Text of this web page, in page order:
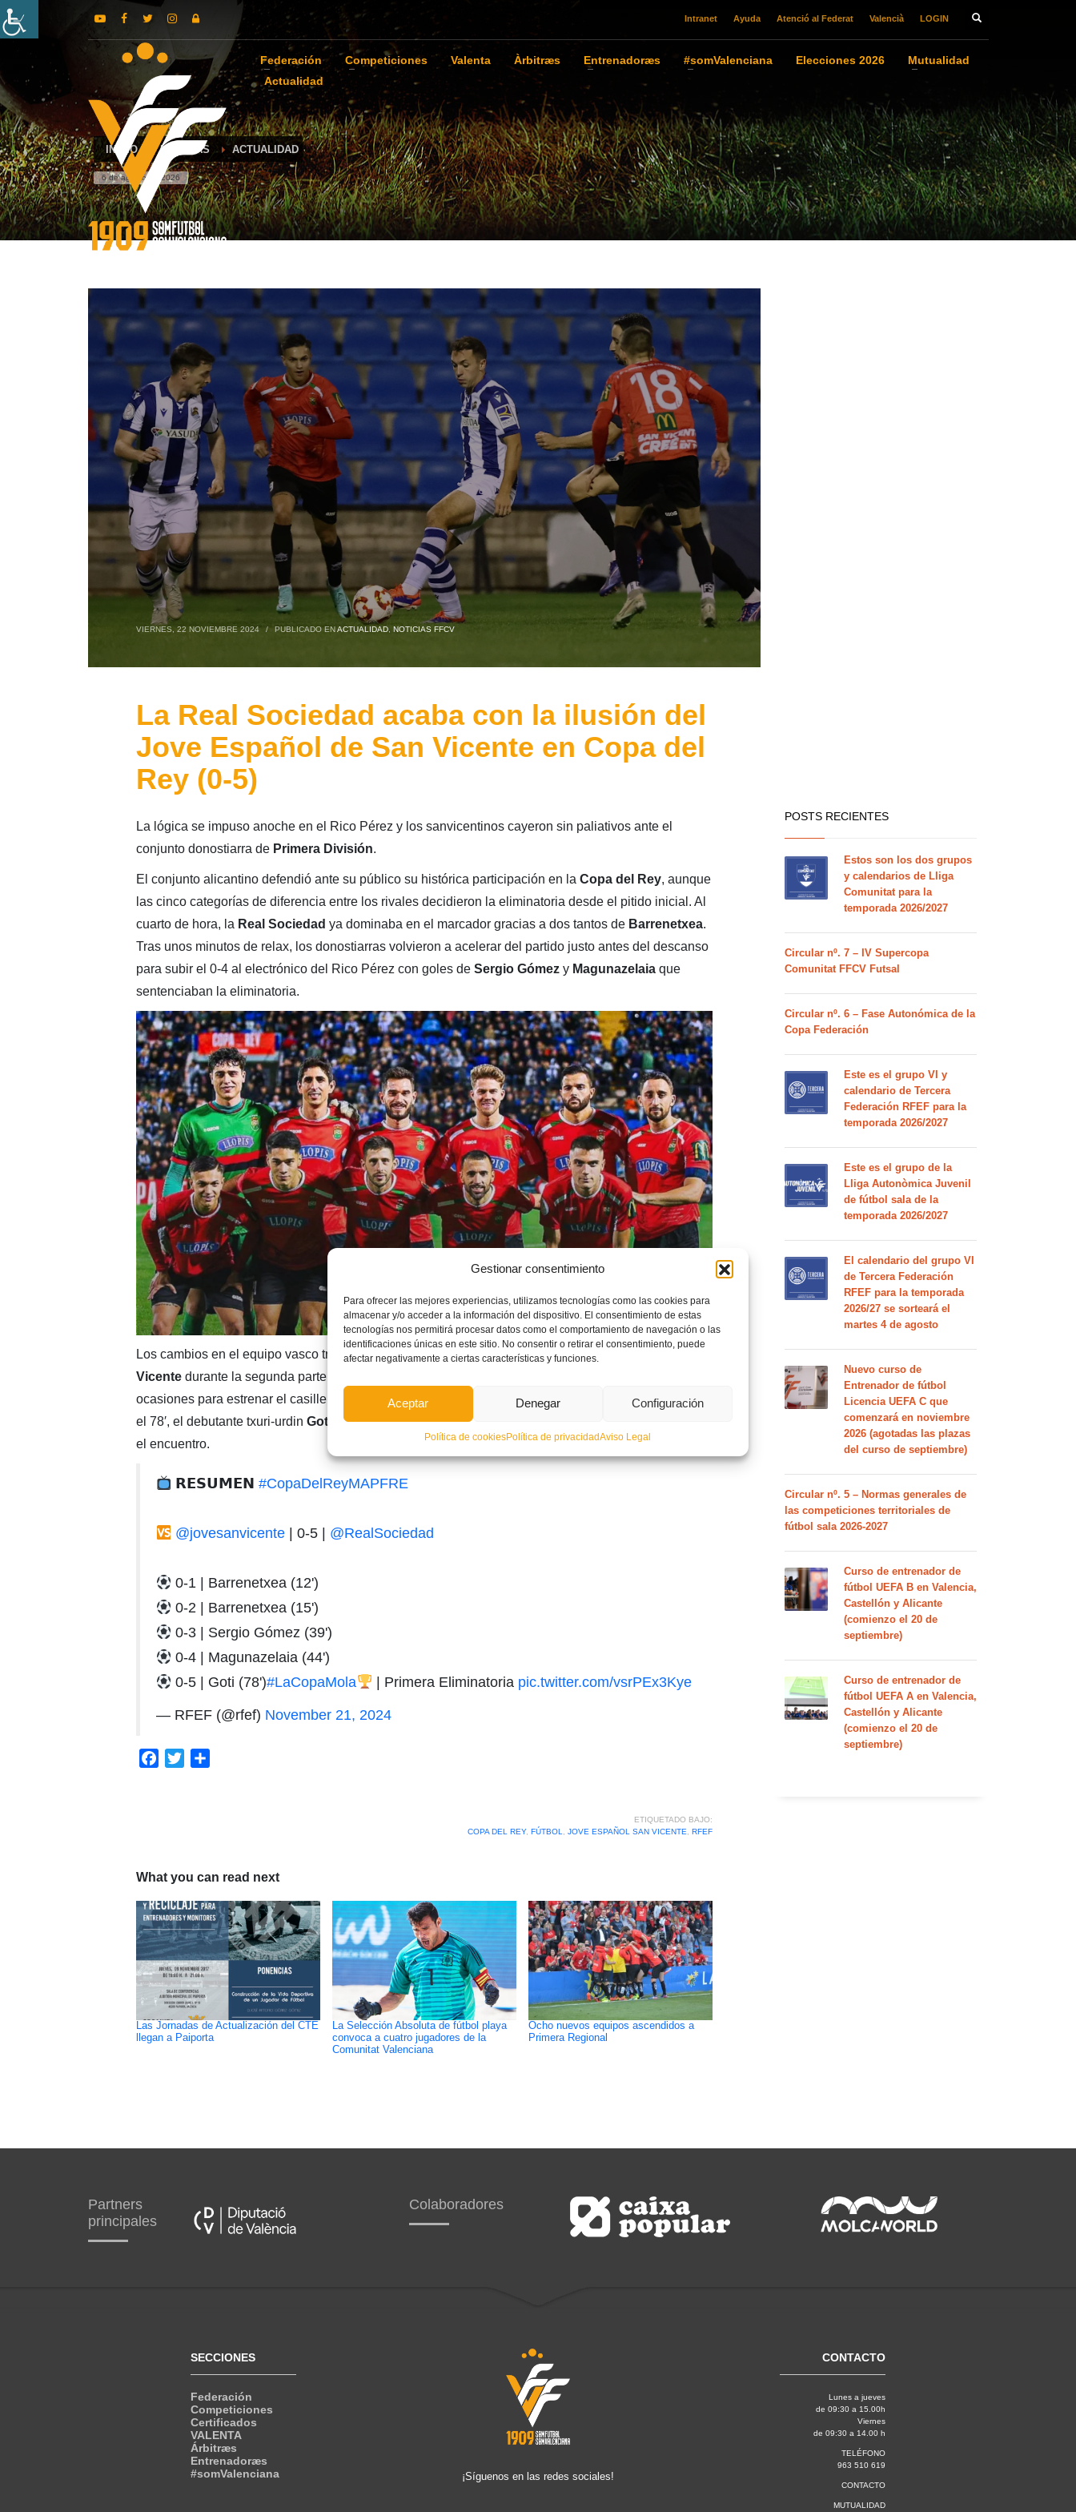
Gestionar consentimiento
Para ofrecer las mejores experiencias, utilizamos tecnologías como las cookies para
almacenar y/o acceder a la información del dispositivo. El consentimiento de estas
tecnologías nos permitirá procesar datos como el comportamiento de navegación o las
identificaciones únicas en este sitio. No consentir o retirar el consentimiento, puede
afectar negativamente a ciertas características y funciones.
Aceptar Denegar Configuración
Política de cookiesPolítica de privacidadAviso Legal
Intranet Ayuda Atenció al Federat Valencià LOGIN
Federación Competiciones Valenta Àrbitræs Entrenadoræs #somValenciana Elecciones 2026
Mutualidad
Actualidad
INICIO NOTICIAS ACTUALIDAD
6 de agosto de 2026
VIERNES, 22 NOVIEMBRE 2024 / PUBLICADO ENACTUALIDAD, NOTICIAS FFCV
La Real Sociedad acaba con la ilusión del
Jove Español de San Vicente en Copa del
Rey (0-5)
La lógica se impuso anoche en el Rico Pérez y los sanvicentinos cayeron sin paliativos ante el
conjunto donostiarra de Primera División.
El conjunto alicantino defendió ante su público su histórica participación en la Copa del Rey, aunque
las cinco categorías de diferencia entre los rivales decidieron la eliminatoria desde el pitido inicial. Al
cuarto de hora, la Real Sociedad ya dominaba en el marcador gracias a dos tantos de Barrenetxea.
Tras unos minutos de relax, los donostiarras volvieron a acelerar del partido justo antes del descanso
para subir el 0-4 al electrónico del Rico Pérez con goles de Sergio Gómezy Magunazelaia que
sentenciaban la eliminatoria.
Los cambios en el equipo vasco tras el paso por vestuarios dieron oxígeno alJove Español de San
Vicentedurante la segunda parte, igualándose la contienda. Los alicantinos llegaron a disponer de
ocasiones para estrenar el casillero gracias aJavi Salero Avelino, que lo intentaron sin suerte. En
el 78′, el debutante txuri-urdin Goti
se estrenó anotando para cerrar el definitivo 0-5 con que concluyó
el encuentro.
𝗥𝗘𝗦𝗨𝗠𝗘𝗡#CopaDelReyMAPFRE
@jovesanvicente | 0-5 | @RealSociedad
0-1 | Barrenetxea (12')
0-2 | Barrenetxea (15')
0-3 | Sergio Gómez (39')
0-4 | Magunazelaia (44')
0-5 | Goti (78')#LaCopaMola | Primera Eliminatoria pic.twitter.com/vsrPEx3Kye
— RFEF (@rfef) November 21, 2024
Facebook
Twitter
ETIQUETADO BAJO:
COPA DEL REY, FÚTBOL JOVE ESPAÑOL SAN VICENTE RFEF
What you can read next
Las Jornadas de Actualización del CTE
llegan a Paiporta
La Selección Absoluta de fútbol playa
convoca a cuatro jugadores de la
Comunitat Valenciana
Ocho nuevos equipos ascendidos a
Primera Regional
POSTS RECIENTES
Estos son los dos grupos
y calendarios de Lliga
Comunitat para la
temporada 2026/2027
Circular nº. 7 – IV Supercopa
Comunitat FFCV Futsal
Circular nº. 6 – Fase Autonómica de la
Copa Federación
Este es el grupo VI y
calendario de Tercera
Federación RFEF para la
temporada 2026/2027
Este es el grupo de la
Lliga Autonòmica Juvenil
de fútbol sala de la
temporada 2026/2027
El calendario del grupo VI
de Tercera Federación
RFEF para la temporada
2026/27 se sorteará el
martes 4 de agosto
Nuevo curso de
Entrenador de fútbol
Licencia UEFA C que
comenzará en noviembre
2026 (agotadas las plazas
del curso de septiembre)
Circular nº. 5 – Normas generales de
las competiciones territoriales de
fútbol sala 2026-2027
Curso de entrenador de
fútbol UEFA B en Valencia,
Castellón y Alicante
(comienzo el 20 de
septiembre)
Curso de entrenador de
fútbol UEFA A en Valencia,
Castellón y Alicante
(comienzo el 20 de
septiembre)
Partners
principales
Colaboradores
SECCIONES
Federación
Competiciones
Certificados
VALENTA
Árbitræs
Entrenadoræs
#somValenciana
¡Síguenos en las redes sociales!
CONTACTO
Lunes a jueves
de 09:30 a 15.00h
Viernes
de 09:30 a 14.00 h
TELÉFONO
963 510 619
CONTACTO
MUTUALIDAD